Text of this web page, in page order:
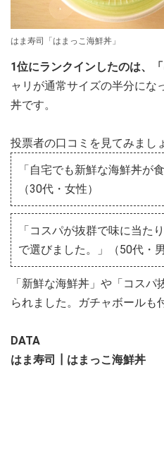
はま寿司「はまっこ海鮮丼」
1位にランクインしたのは、
ャリが通常サイズの半分にな
丼です。
投票者の口コミを見てみまし
「自宅でも新鮮な海鮮丼が
（30代・女性）
「コスパが抜群で味に当た
で選びました。」（50代・男
「新鮮な海鮮丼」や「コス
られました。ガチャボールも
DATA
はま寿司┃はまっこ海鮮丼